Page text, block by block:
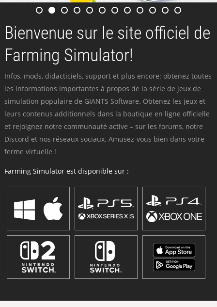
Bienvenue sur le site officiel de
Farming Simulator!
Infos, mods, didacticiels, support et plus encore: obtenez toutes
les informations importantes à propos de la série de jeux de
simulation populaire de GIANTS Software. Obtenez les jeux et
leurs contenus additionnels dans la boutique en ligne officielle
et rejoignez notre communauté active – sur les forums, notre
Discord et nos réseaux sociaux. Amusez-vous bien dans votre
ferme virtuelle !
Farming Simulator est disponible sur :